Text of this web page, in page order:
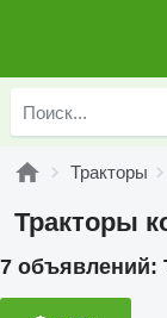
Тракторы
Тракторы
7 объявлений: